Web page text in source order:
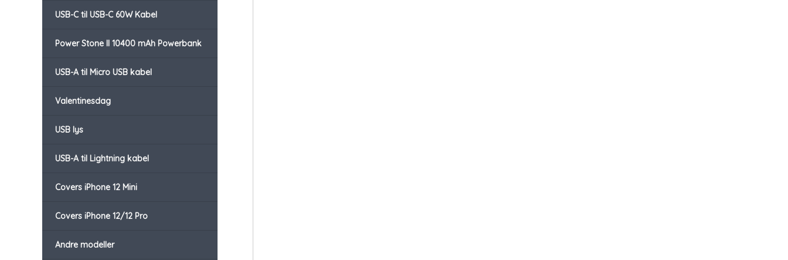
USB-C til USB-C 60W Kabel
Power Stone II 10400 mAh Powerbank
USB-A til Micro USB kabel
Valentinesdag
USB lys
USB-A til Lightning kabel
Covers iPhone 12 Mini
Covers iPhone 12/12 Pro
Andre modeller